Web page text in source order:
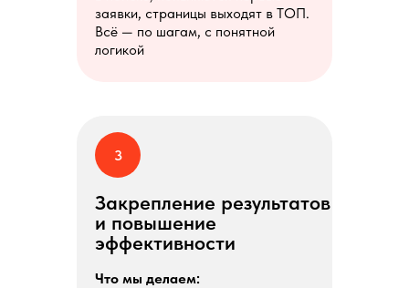
3
Закрепление результатов
и повышение
эффективности
Что мы делаем:
заявки, страницы выходят в ТОП.
Всё — по шагам, с понятной
логикой